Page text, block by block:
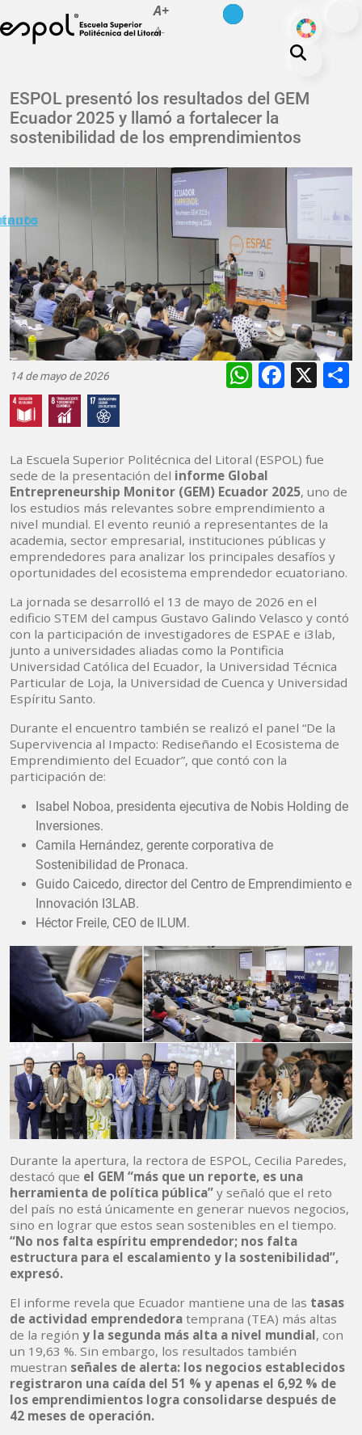
Pasar al contenido principal
A+
A-
ODS
La ESPOL
Educación
Vida politécnica
Investigación
Nuestra Huella
Transparencia
ESPOL presentó los resultados del GEM
Ecuador 2025 y llamó a fortalecer la
sostenibilidad de los emprendimientos
14 de mayo de 2026 X
La Escuela Superior Politécnica del Litoral (ESPOL) fue
sede de la presentación del informe Global
Entrepreneurship Monitor (GEM) Ecuador 2025, uno de
los estudios más relevantes sobre emprendimiento a
nivel mundial. El evento reunió a representantes de la
academia, sector empresarial, instituciones públicas y
emprendedores para analizar los principales desafíos y
oportunidades del ecosistema emprendedor ecuatoriano.
La jornada se desarrolló el 13 de mayo de 2026 en el
edificio STEM del campus Gustavo Galindo Velasco y contó
con la participación de investigadores de ESPAE e i3lab,
junto a universidades aliadas como la Pontificia
Universidad Católica del Ecuador, la Universidad Técnica
Particular de Loja, la Universidad de Cuenca y Universidad
Espíritu Santo.
Durante el encuentro también se realizó el panel “De la
Supervivencia al Impacto: Rediseñando el Ecosistema de
Emprendimiento del Ecuador”, que contó con la
participación de:
Isabel Noboa, presidenta ejecutiva de Nobis Holding de
Inversiones.
Camila Hernández, gerente corporativa de
Sostenibilidad de Pronaca.
Guido Caicedo, director del Centro de Emprendimiento e
Innovación I3LAB.
Héctor Freile, CEO de ILUM.
Durante la apertura, la rectora de ESPOL, Cecilia Paredes,
destacó que el GEM “más que un reporte, es una
herramienta de política pública” y señaló que el reto
del país no está únicamente en generar nuevos negocios,
sino en lograr que estos sean sostenibles en el tiempo.
“No nos falta espíritu emprendedor; nos falta
estructura para el escalamiento y la sostenibilidad”,
expresó.
El informe revela que Ecuador mantiene una de las tasas
de actividad emprendedora temprana (TEA) más altas
de la región y la segunda más alta a nivel mundial, con
un 19,63 %. Sin embargo, los resultados también
muestran señales de alerta: los negocios establecidos
registraron una caída del 51 % y apenas el 6,92 % de
los emprendimientos logra consolidarse después de
42 meses de operación.